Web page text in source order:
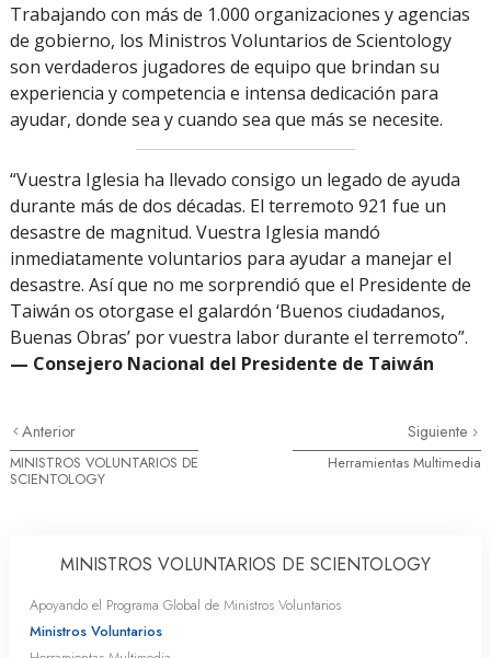
Trabajando con más de 1.000 organizaciones y agencias
de gobierno, los Ministros Voluntarios de Scientology
son verdaderos jugadores de equipo que brindan su
experiencia y competencia e intensa dedicación para
ayudar, donde sea y cuando sea que más se necesite.
“Vuestra Iglesia ha llevado consigo un legado de ayuda
durante más de dos décadas. El terremoto 921 fue un
desastre de magnitud. Vuestra Iglesia mandó
inmediatamente voluntarios para ayudar a manejar el
desastre. Así que no me sorprendió que el Presidente de
Taiwán os otorgase el galardón ‘Buenos ciudadanos,
Buenas Obras’ por vuestra labor durante el terremoto”.
— Consejero Nacional del Presidente de Taiwán
Anterior
MINISTROS VOLUNTARIOS DE
SCIENTOLOGY
Siguiente
Herramientas Multimedia
MINISTROS VOLUNTARIOS DE SCIENTOLOGY
Apoyando el Programa Global de Ministros Voluntarios
Ministros Voluntarios